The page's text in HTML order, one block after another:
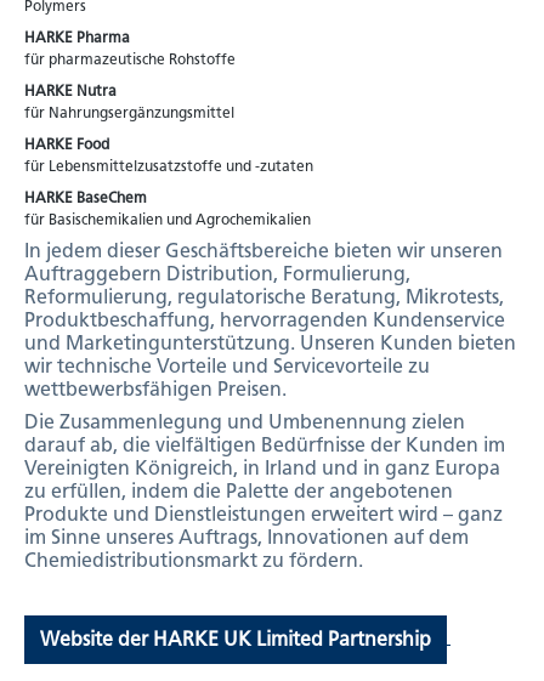
Polymers
HARKE Pharma
für pharmazeutische Rohstoffe
HARKE Nutra
für Nahrungsergänzungsmittel
HARKE Food
für Lebensmittelzusatzstoffe und -zutaten
HARKE BaseChem
für Basischemikalien und Agrochemikalien
In jedem dieser Geschäftsbereiche bieten wir unseren
Auftraggebern Distribution, Formulierung,
Reformulierung, regulatorische Beratung, Mikrotests,
Produktbeschaffung, hervorragenden Kundenservice
und Marketingunterstützung. Unseren Kunden bieten
wir technische Vorteile und Servicevorteile zu
wettbewerbsfähigen Preisen.
Die Zusammenlegung und Umbenennung zielen
darauf ab, die vielfältigen Bedürfnisse der Kunden im
Vereinigten Königreich, in Irland und in ganz Europa
zu erfüllen, indem die Palette der angebotenen
Produkte und Dienstleistungen erweitert wird – ganz
im Sinne unseres Auftrags, Innovationen auf dem
Chemiedistributionsmarkt zu fördern.
Website der HARKE UK Limited Partnership